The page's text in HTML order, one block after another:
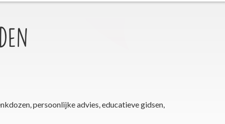
persoonlijke advies, educatieve gidsen,